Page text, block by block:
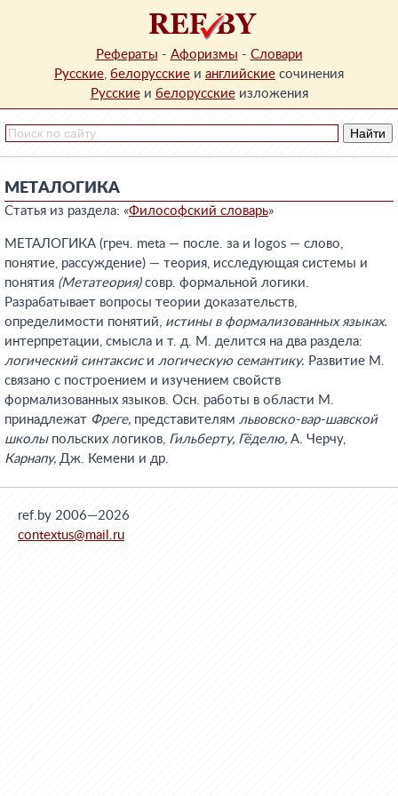
Рефераты - Афоризмы - Словари
Русские, белорусские и английские сочинения
Русскиеи белорусскиеизложения
МЕТАЛОГИКА
Статья из раздела: «Философский словарь»
МЕТАЛОГИКА (греч. meta — после. за и logos — слово,
понятие, рассуждение) — теория, исследующая системы и
понятия (Метатеория)совр. формальной логики.
Разрабатывает вопросы теории доказательств,
определимости понятий, истины в формализованных языках.
интерпретации, смысла и т. д. М. делится на два раздела:
логический синтаксиси логическую семантику. Развитие М.
связано с построением и изучением свойств
формализованных языков. Осн. работы в области М.
принадлежат Фреге, представителям львовско-вар-шавской
школыпольских логиков, Гильберту, Гёделю, А. Черчу,
Карнапу, Дж. Кемени и др.
ref.by 2006—2026
contextus@mail.ru